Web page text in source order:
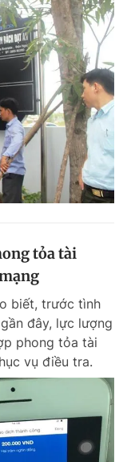
tỏa tài
biết, trước tình
đây, lực lượng
phong tỏa tài
vụ điều tra.